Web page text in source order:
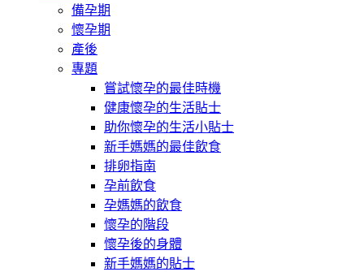
備孕期
懷孕期
產後
專題
嘗試懷孕的最佳時機
健康懷孕的生活貼士
助你懷孕的生活小貼士
新手媽媽的最佳飲食
排卵指南
孕前飲食
孕媽媽的飲食
懷孕的階段
懷孕後的身體
新手媽媽的貼士